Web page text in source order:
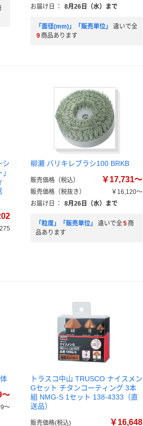
お届け日
： 8月26日（水）まで
「面径(mm)」「販売単位」
違いで全
9 商品あります
シ
柳瀬 バリキレブラシ100 BRKB
販売価格（税込） ￥17,731～
販売価格（税抜き）
￥16,120～
お届け日
： 8月26日（水）まで
「粒度」「販売単位」 違いで全5 商
品あります
～
～
トラスコ中山 TRUSCO ナイスメン
Gセット チタンコーティング 3本
組 NMG-S 1セット 138-4333（直
送品）
販売価格(税込) ￥16,648